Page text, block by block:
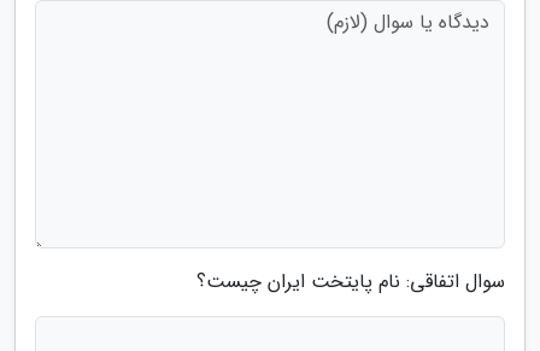
سوال اتفاقی: نام پایتخت ایران چیست؟